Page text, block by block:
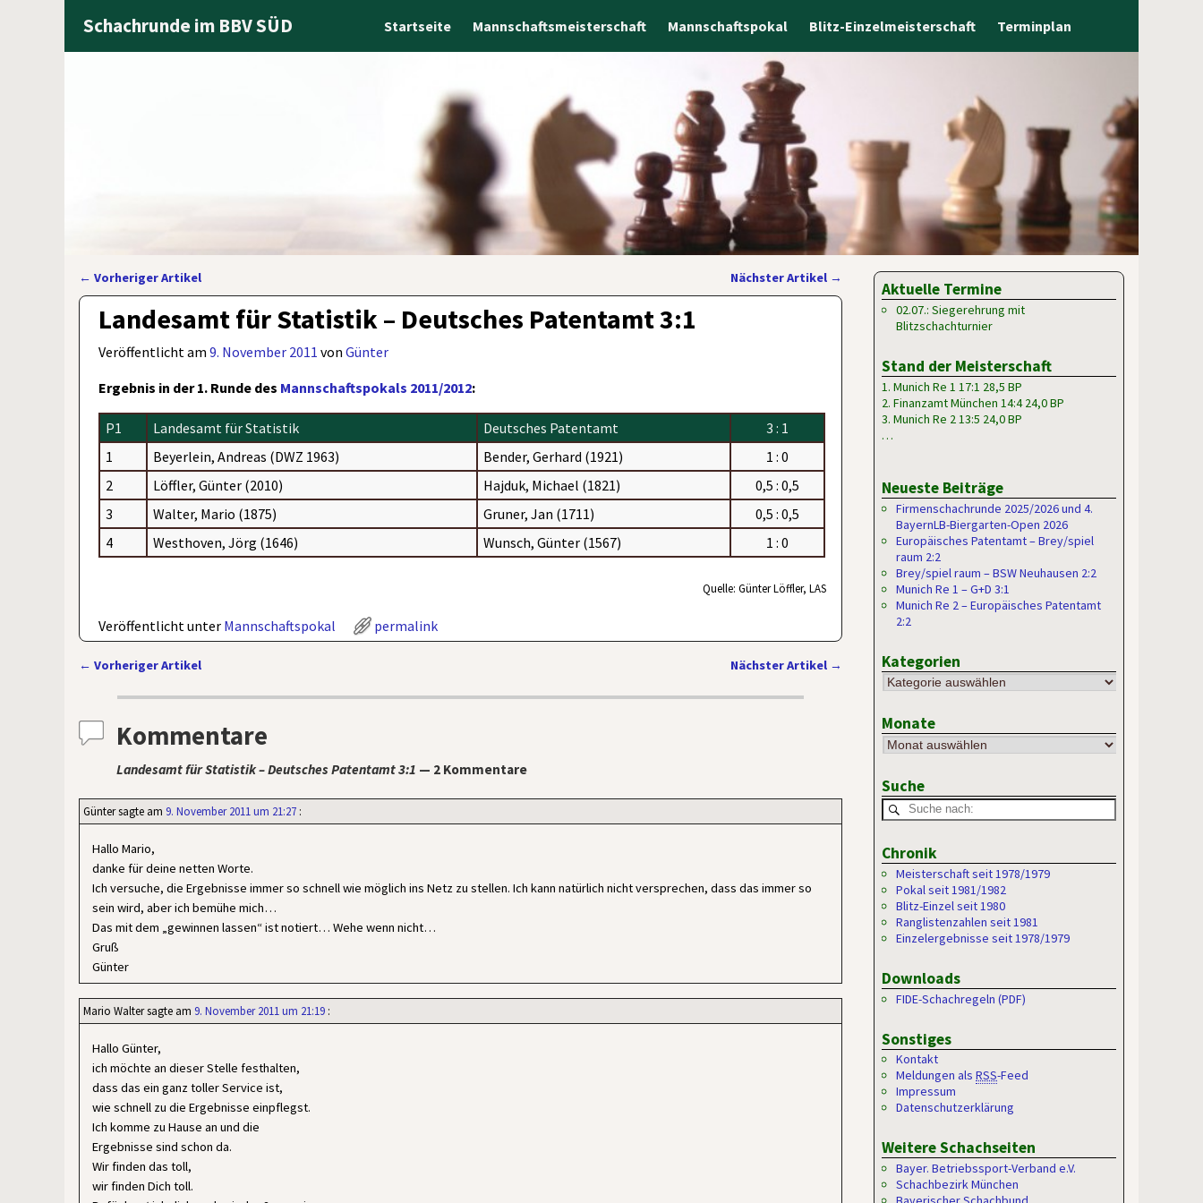
Schachrunde im BBV SÜD Startseite Mannschaftsmeisterschaft Mannschaftspokal Blitz-Einzelmeisterschaft Terminplan
Artikelnavigation
← Vorheriger Artikel Nächster Artikel →
Landesamt für Statistik – Deutsches Patentamt 3:1
Veröffentlicht am9. November 2011 vonGünter
Ergebnis in der 1. Runde des Mannschaftspokals 2011/2012:
P1 Landesamt für Statistik Deutsches Patentamt
3 : 1
1
Beyerlein, Andreas (DWZ 1963) Bender, Gerhard (1921)
1 : 0
2
Löffler, Günter (2010) Hajduk, Michael (1821)
0,5 : 0,5
3
Walter, Mario (1875) Gruner, Jan (1711)
0,5 : 0,5
4
Westhoven, Jörg (1646) Wunsch, Günter (1567) 1 : 0
Quelle: Günter Löffler, LAS
Veröffentlicht unter Mannschaftspokal permalink
← Vorheriger Artikel Nächster Artikel →
Kommentare
Landesamt für Statistik – Deutsches Patentamt 3:1 — 2 Kommentare
Güntersagte am 9. November 2011 um 21:27 :
Hallo Mario,
danke für deine netten Worte.
Ich versuche, die Ergebnisse immer so schnell wie möglich ins Netz zu stellen. Ich kann natürlich nicht versprechen, dass das immer so
sein wird, aber ich bemühe mich…
Das mit dem „gewinnen lassen“ ist notiert… Wehe wenn nicht…
Gruß
Günter
Mario Waltersagte am 9. November 2011 um 21:19 :
Hallo Günter,
ich möchte an dieser Stelle festhalten,
dass das ein ganz toller Service ist,
wie schnell zu die Ergebnisse einpflegst.
Ich komme zu Hause an und die
Ergebnisse sind schon da.
Wir finden das toll,
wir finden Dich toll.
Aktuelle Termine
02.07.: Siegerehrung mit
Blitzschachturnier
Stand der Meisterschaft
1. Munich Re 1 17:1 28,5 BP
2. Finanzamt München 14:4 24,0 BP
3. Munich Re 2 13:5 24,0 BP
…
Neueste Beiträge
Firmenschachrunde 2025/2026 und 4.
BayernLB-Biergarten-Open 2026
Europäisches Patentamt – Brey/spiel
raum 2:2
Brey/spiel raum – BSW Neuhausen 2:2
Munich Re 1 – G+D 3:1
Munich Re 2 – Europäisches Patentamt
2:2
Kategorien
Monate
Suche
Chronik
Meisterschaft seit 1978/1979
Pokal seit 1981/1982
Blitz-Einzel seit 1980
Ranglistenzahlen seit 1981
Einzelergebnisse seit 1978/1979
Downloads
FIDE-Schachregeln (PDF)
Sonstiges
Kontakt
Meldungen alsRSS-Feed
Impressum
Datenschutzerklärung
Weitere Schachseiten
Bayer. Betriebssport-Verband e.V.
Schachbezirk München